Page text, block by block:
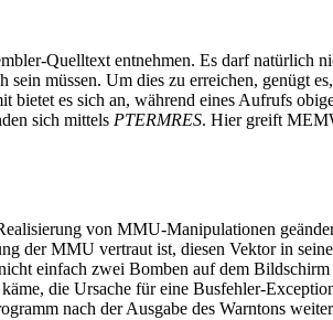
Quelltext entnehmen. Es darf natürlich
müssen. Um dies zu erreichen, genügt
bietet es sich an, während eines Aufrufs
sich mittels PTERMRES. Hier greift
von MMU-Manipulationen
der MMU vertraut ist, diesen Vektor in
einfach zwei Bomben auf dem
die Ursache für eine Busfehler-
nach der Ausgabe des Warntons